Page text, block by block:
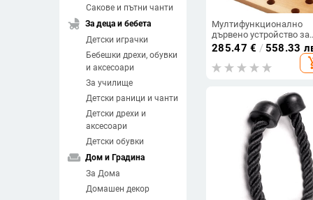
Сакове и пътни чанти
child_friendly За деца и бебета
Детски играчки
Бебешки дрехи, обувки
и аксесоари
За училище
Детски раници и чанти
Детски дрехи и
аксесоари
Детски обувки
weekend Дом и Градина
За Дома
Домашен декор
Мултифункционално
дървено устройство за
трениране на гърди и
коремни мускули –
домашно фитнес
285.47 € /558.33